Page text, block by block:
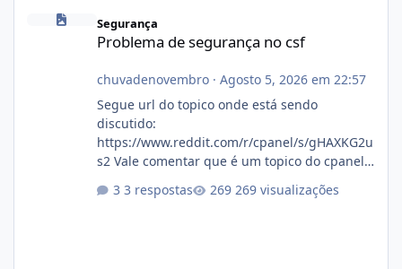
Problema de segurança no csf
Segurança
Problema de segurança no csf
chuvadenovembro· Agosto 5, 2026 em 22:57
Segue url do topico onde está sendo
discutido:
https://www.reddit.com/r/cpanel/s/gHAXKG2u
s2 Vale comentar que é um topico do cpanel...
3 respostas 269 visualizações